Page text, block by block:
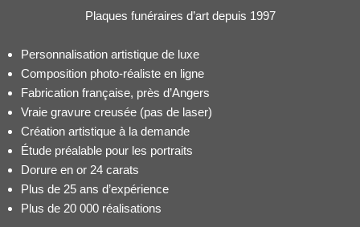
Plaques funéraires d’art depuis 1997
Personnalisation artistique de luxe
Composition photo-réaliste en ligne
Fabrication française, près d’Angers
Vraie gravure creusée (pas de laser)
Création artistique à la demande
Étude préalable pour les portraits
Dorure en or 24 carats
Plus de 25 ans d’expérience
Plus de 20 000 réalisations